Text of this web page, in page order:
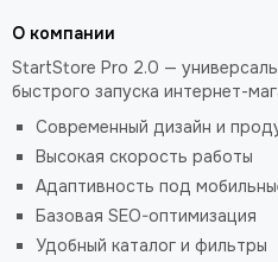
О компании
StartStore Pro 2.0 —
быстрого запуска интернет-
Современный дизайн и
Высокая скорость работы
Адаптивность под
Базовая SEO-оптимизация
Удобный каталог и фильтры